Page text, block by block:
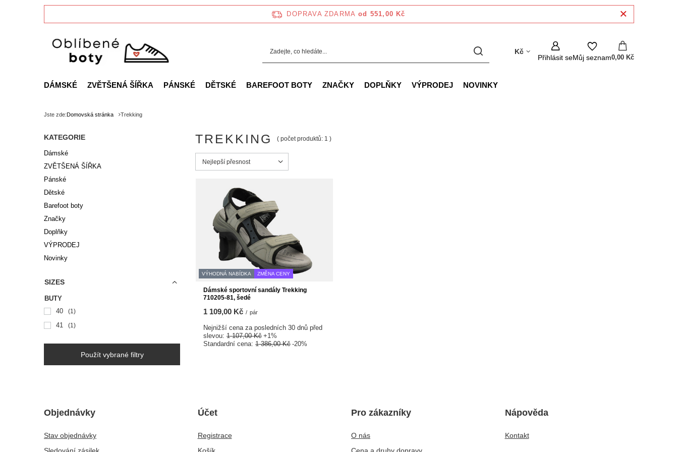
DOPRAVA ZDARMA od 551,00 Kč
Kč
Přihlásit seMůj seznam0,00 Kč
DÁMSKÉ ZVĚTŠENÁ ŠÍŘKA PÁNSKÉ DĚTSKÉ BAREFOOT BOTY ZNAČKY DOPLŇKY VÝPRODEJ NOVINKY
Jste zde:Domovská stránka Trekking
KATEGORIE
Dámské
ZVĚTŠENÁ ŠÍŘKA
Pánské
Dětské
Barefoot boty
Značky
Doplňky
VÝPRODEJ
Novinky
SIZES
BUTY
40
1
41 1
Použít vybrané filtry
TREKKING ( počet produktů: 1 )
Zmień sortowanie
Nejlepší přesnost
VÝHODNÁ NABÍDKA ZMĚNA CENY
Dámské sportovní sandály Trekking
710205-81, šedé
1 109,00 Kč / pár
Nejnižší cena za posledních 30 dnů před
slevou: 1 107,00 Kč +1%
Standardní cena: 1 386,00 Kč -20%
Objednávky
Stav objednávky
Účet
Registrace
Pro zákazníky
O nás
Nápověda
Kontakt